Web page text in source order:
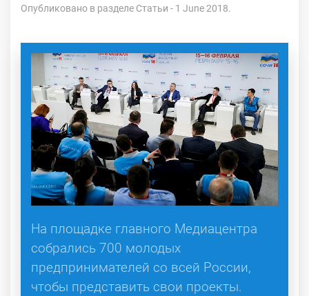
Опубликовано в разделе Статьи - 1 June 2018.
На площадке главного Медиацентра
собрались 700 молодых
предпринимателей со всей России,
чтобы представить свои проекты.